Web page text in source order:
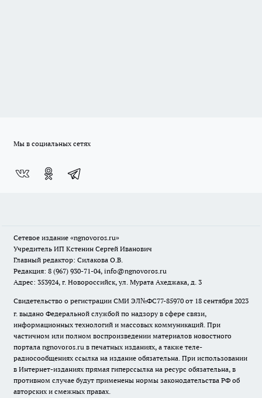
Мы в социальных сетях
Сетевое издание «ngnovoros.ru»
Учредитель ИП Кстенин Сергей Иванович
Главный редактор: Силакова О.В.
Редакция: 8 (967) 930-71-04, info@ngnovoros.ru
Адрес: 353924, г. Новороссийск, ул. Мурата Ахеджака, д. 3
Свидетельство о регистрации СМИ ЭЛ№ФС77-85970 от 18 сентября 2023
г. выдано Федеральной службой по надзору в сфере связи,
информационных технологий и массовых коммуникаций. При
частичном или полном воспроизведении материалов новостного
портала ngnovoros.ru в печатных изданиях, а также теле-
радиосообщениях ссылка на издание обязательна. При использовании
в Интернет-изданиях прямая гиперссылка на ресурс обязательна, в
противном случае будут применены нормы законодательства РФ об
авторских и смежных правах.